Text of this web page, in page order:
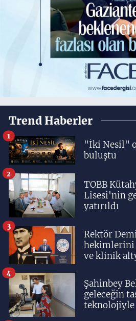
Trend Haberler
"İki Nesil"
buluştu
1
TOBB
Lisesi'nin
yatırıldı
2
Rektör
hekimlerini
ve klinik
3
Şahinbey
geleceğin
4